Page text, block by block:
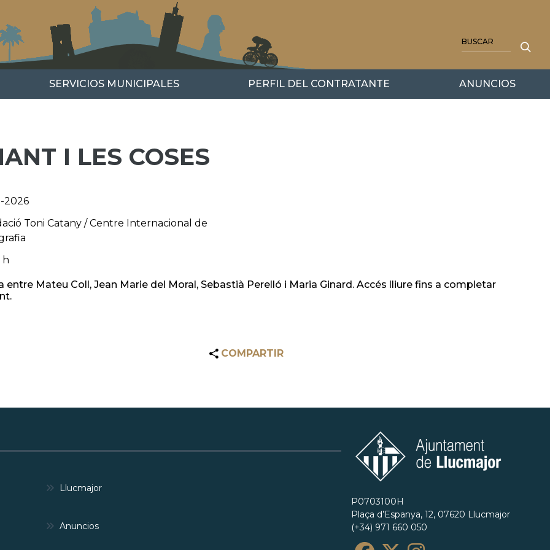
SERVICIOS MUNICIPALES PERFIL DEL CONTRATANTE ANUNCIOS
I LES COSES
2026
Toni Catany / Centre Internacional de
h
entre Mateu Coll, Jean Marie del Moral, Sebastià Perelló i Maria Ginard. Accés lliure fins a completar
COMPARTIR
Llucmajor
Anuncios
P0703100H
Plaça d’Espanya, 12, 07620 Llucmajor
(+34) 971 660 050